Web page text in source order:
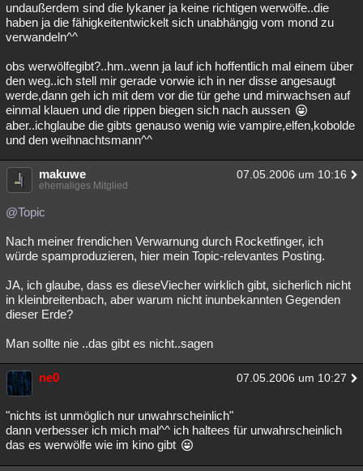
undaußerdem sind die lykaner ja keine richtigen werwölfe..die
haben ja die fähigkeitentwickelt sich unabhängig vom mond zu
verwandeln^^
obs werwölfegibt?..hm..wenn ja lauf ich hoffentlich mal einem über
den weg..ich stell mir gerade vorwie ich in ner disse angesaugt
werde,dann geh ich mit dem vor die tür gehe und mirwachsen auf
einmal klauen und die rippen biegen sich nach aussen
aber..ichglaube die gibts genauso wenig wie vampire,elfen,kobolde
und den weihnachtsmann^^
makuwe 07.05.2006 um 10:16
ehemaliges Mitglied
@Topic
Nach meiner frendichen Verwarnung durch Rocketfinger, ich
würde spamproduzieren, hier mein Topic-relevantes Posting.
JA, ich glaube, dass es dieseViecher wirklich gibt, sicherlich nicht
in kleinbreitenbach, aber warum nicht inunbekannten Gegenden
dieser Erde?
Man sollte nie ..das gibt es nicht..sagen
ne0 07.05.2006 um 10:27
"nichts ist unmöglich nur unwahrscheinlich"
dann verbesser ich mich mal^^ ich haltees für unwahrscheinlich
das es werwölfe wie im kino gibt